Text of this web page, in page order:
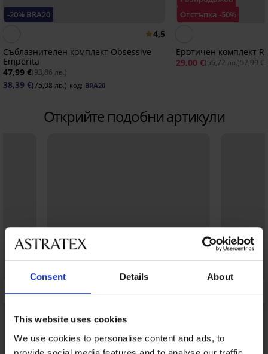
Consent Details About
This website uses cookies
We use cookies to personalise content and ads, to
-20% BRA20
4,5
Съблазнителен комплект Obsessive
Emperita
47,99 €(93,86 лв.)
38,39 €(75,08 лв.) код: BRA20
Отстъпка -50%
Еротичен комплект
29,00 €(56,72 лв.)57,99 €
Открийте подобни артикули